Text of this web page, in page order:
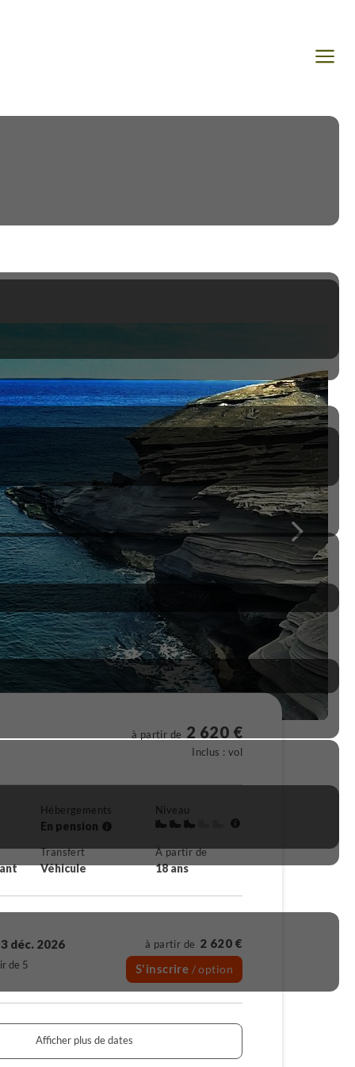
à partir de 2 620 €
Inclus : vol
Hébergements
En pension
Niveau
Transfert
Véhicule
À partir de
18 ans
déc. 2026
de 5
à partir de 2 620 €
S'inscrire / option
Afficher plus de dates